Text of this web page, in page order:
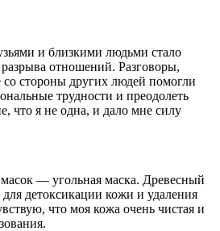
и близкими людьми стало
отношений. Разговоры,
стороны других людей помогли
трудности и преодолеть
что я не одна, и дало мне силу
— угольная маска. Древесный
детоксикации кожи и удаления
что моя кожа очень чистая и